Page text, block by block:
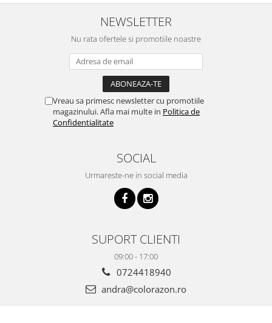
NEWSLETTER
Nu rata ofertele si promotiile noastre
Vreau sa primesc newsletter cu promotiile
magazinului. Afla mai multe in Politica de
Confidentialitate
SOCIAL
Urmareste-ne in social media
SUPORT CLIENTI
09:00 - 17:00
0724418940
andra@colorazon.ro